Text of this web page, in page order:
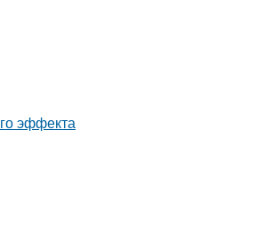
эффекта